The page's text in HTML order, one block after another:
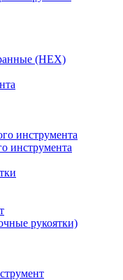
(HEX)
инструмента
инструмента
рукоятки)